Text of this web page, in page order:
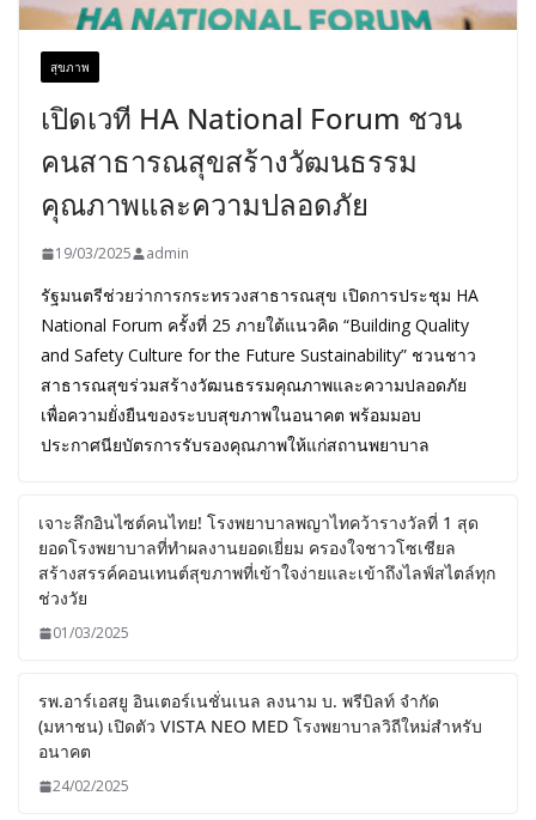
สุขภาพ
เปิดเวที HA National Forum ชวน
คนสาธารณสุขสร้างวัฒนธรรม
คุณภาพและความปลอดภัย
19/03/2025 admin
รัฐมนตรีช่วยว่าการกระทรวงสาธารณสุข เปิดการประชุม HA
National Forum ครั้งที่ 25 ภายใต้แนวคิด “Building Quality
and Safety Culture for the Future Sustainability” ชวนชาว
สาธารณสุขร่วมสร้างวัฒนธรรมคุณภาพและความปลอดภัย
เพื่อความยั่งยืนของระบบสุขภาพในอนาคต พร้อมมอบ
ประกาศนียบัตรการรับรองคุณภาพให้แก่สถานพยาบาล
เจาะลึกอินไซต์คนไทย! โรงพยาบาลพญาไทคว้ารางวัลที่ 1 สุด
ยอดโรงพยาบาลที่ทำผลงานยอดเยี่ยม ครองใจชาวโซเชียล
สร้างสรรค์คอนเทนต์สุขภาพที่เข้าใจง่ายและเข้าถึงไลฟ์สไตล์ทุก
ช่วงวัย
01/03/2025
รพ.อาร์เอสยู อินเตอร์เนชั่นเนล ลงนาม บ. พรีบิลท์ จํากัด
(มหาชน) เปิดตัว VISTA NEO MED โรงพยาบาลวิถีใหม่สำหรับ
อนาคต
24/02/2025